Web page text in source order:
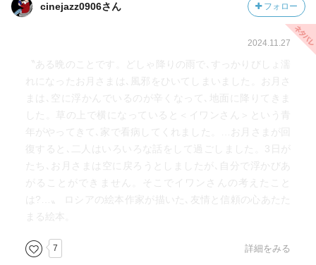
cinejazz0906さん フォロー
2024.11.27
〝ある晩のことです。どしゃ降りの雨で､すっかりびしょ濡
れになったお月さまは､風邪をひいてしまいました。お月さ
まは､空に浮かんでいるのが辛くなって､地面に降りてきま
した。草の上で横になっていると＜イワンさん＞という青
年がやってきて､家で看病してくれました。…お月さまが回
復すると､二人はいろいろな話をして過ごしました。3日が
たち､お月さまは空に戻ろうとしましたが､自分で浮かびあ
がることができません。そこでイワンさんの考えたこと
は?…〟 ロシアの絵本作家が描いた､友情と信頼の心あたた
まる絵本。
7 詳細をみる